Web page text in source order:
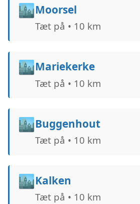
🏙️Moorsel
Tæt på • 10 km
🏙️Mariekerke
Tæt på • 10 km
🏙️Buggenhout
Tæt på • 10 km
🏙️Kalken
Tæt på • 10 km